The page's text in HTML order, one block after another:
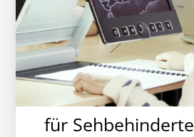
für Sehbehinderte